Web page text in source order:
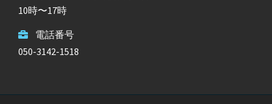
10時〜17時
電話番号
050-3142-1518